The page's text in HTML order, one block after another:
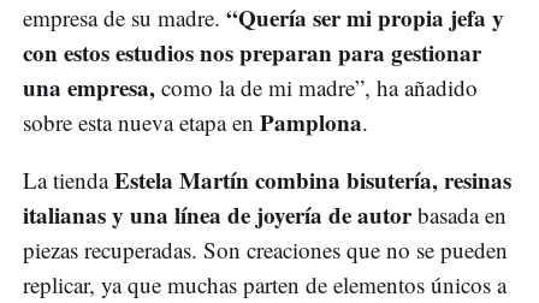
empresa de su madre. “Quería ser mi propia jefa y
con estos estudios nos preparan para gestionar
una empresa, como la de mi madre”, ha añadido
sobre esta nueva etapa en Pamplona.
La tiendaEstela Martíncombina bisutería, resinas
italianas y una línea de joyería de autorbasada en
piezas recuperadas. Son creaciones que no se pueden
replicar, ya que muchas parten de elementos únicos a